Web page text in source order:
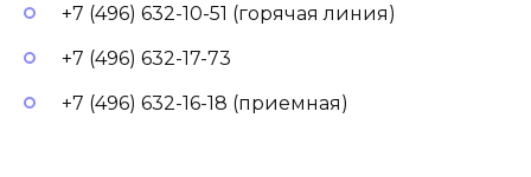
+7 (496) 632-10-51 (горячая линия)
+7 (496) 632-17-73
+7 (496) 632-16-18 (приемная)